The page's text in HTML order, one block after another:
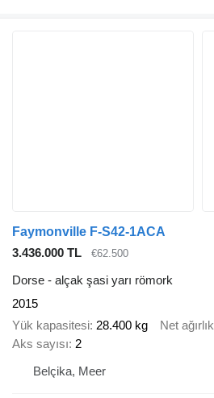
Faymonville F-S42-1ACA
3.436.000 TL
€62.500
Dorse - alçak şasi yarı römork
2015
Yük kapasitesi 28.400 kg Net ağırlık
Aks sayısı 2
Belçika, Meer